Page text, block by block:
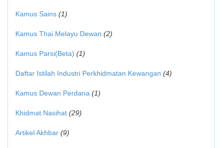
Kamus Sains (1)
Kamus Thai Melayu Dewan (2)
Kamus Parsi(Beta) (1)
Daftar Istilah Industri Perkhidmatan Kewangan (4)
Kamus Dewan Perdana (1)
Khidmat Nasihat (29)
Artikel Akhbar (9)